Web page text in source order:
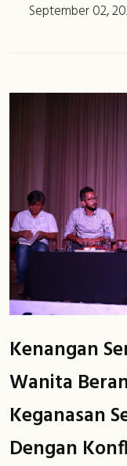
September 02,
Kenangan
Wanita
Keganasan
Dengan